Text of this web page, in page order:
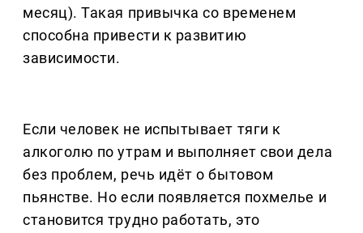
месяц). Такая привычка со временем
способна привести к развитию
зависимости.
Если человек не испытывает тяги к
алкоголю по утрам и выполняет свои дела
без проблем, речь идёт о бытовом
пьянстве. Но если появляется похмелье и
становится трудно работать, это